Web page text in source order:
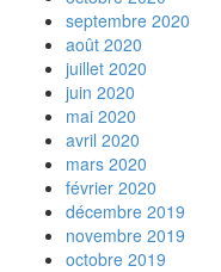
septembre 2020
août 2020
juillet 2020
juin 2020
mai 2020
avril 2020
mars 2020
février 2020
décembre 2019
novembre 2019
octobre 2019